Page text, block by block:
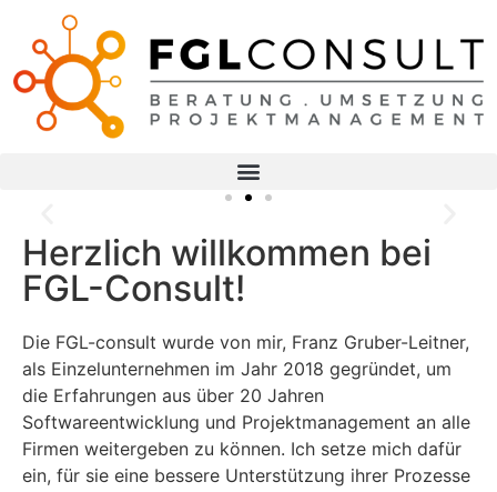
Projektmanagement
Mehr erfahren
Herzlich willkommen bei
FGL-Consult!
Die FGL-consult wurde von mir, Franz Gruber-Leitner,
als Einzelunternehmen im Jahr 2018 gegründet, um
die Erfahrungen aus über 20 Jahren
Softwareentwicklung und Projektmanagement an alle
Firmen weitergeben zu können. Ich setze mich dafür
ein, für sie eine bessere Unterstützung ihrer Prozesse